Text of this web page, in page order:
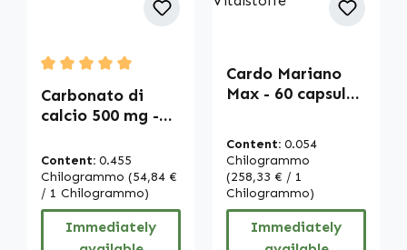
Average rating of 5 out of 5 stars
Carbonato di
calcio 500 mg -
masticabili - per
ossa, muscoli,
denti e molto
altro - vegano |
Warnke
Content: 0.455
Chilogrammo (54,84 €
/ 1 Chilogrammo)
Immediately
Cardo Mariano
Max - 60 capsule
di carciofo e
altro - per
sistema
immunitario,
tiroide e altro |
Content: 0.054
Chilogrammo
(258,33 € / 1
Chilogrammo)
Immediately